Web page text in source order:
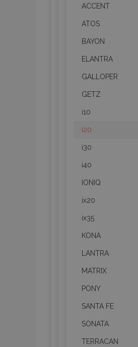
ACCENT
ATOS
BAYON
ELANTRA
GALLOPER
GETZ
i10
i20
i30
i40
IONIQ
ix20
ix35
KONA
LANTRA
MATRIX
PONY
SANTA FE
SONATA
TERRACAN